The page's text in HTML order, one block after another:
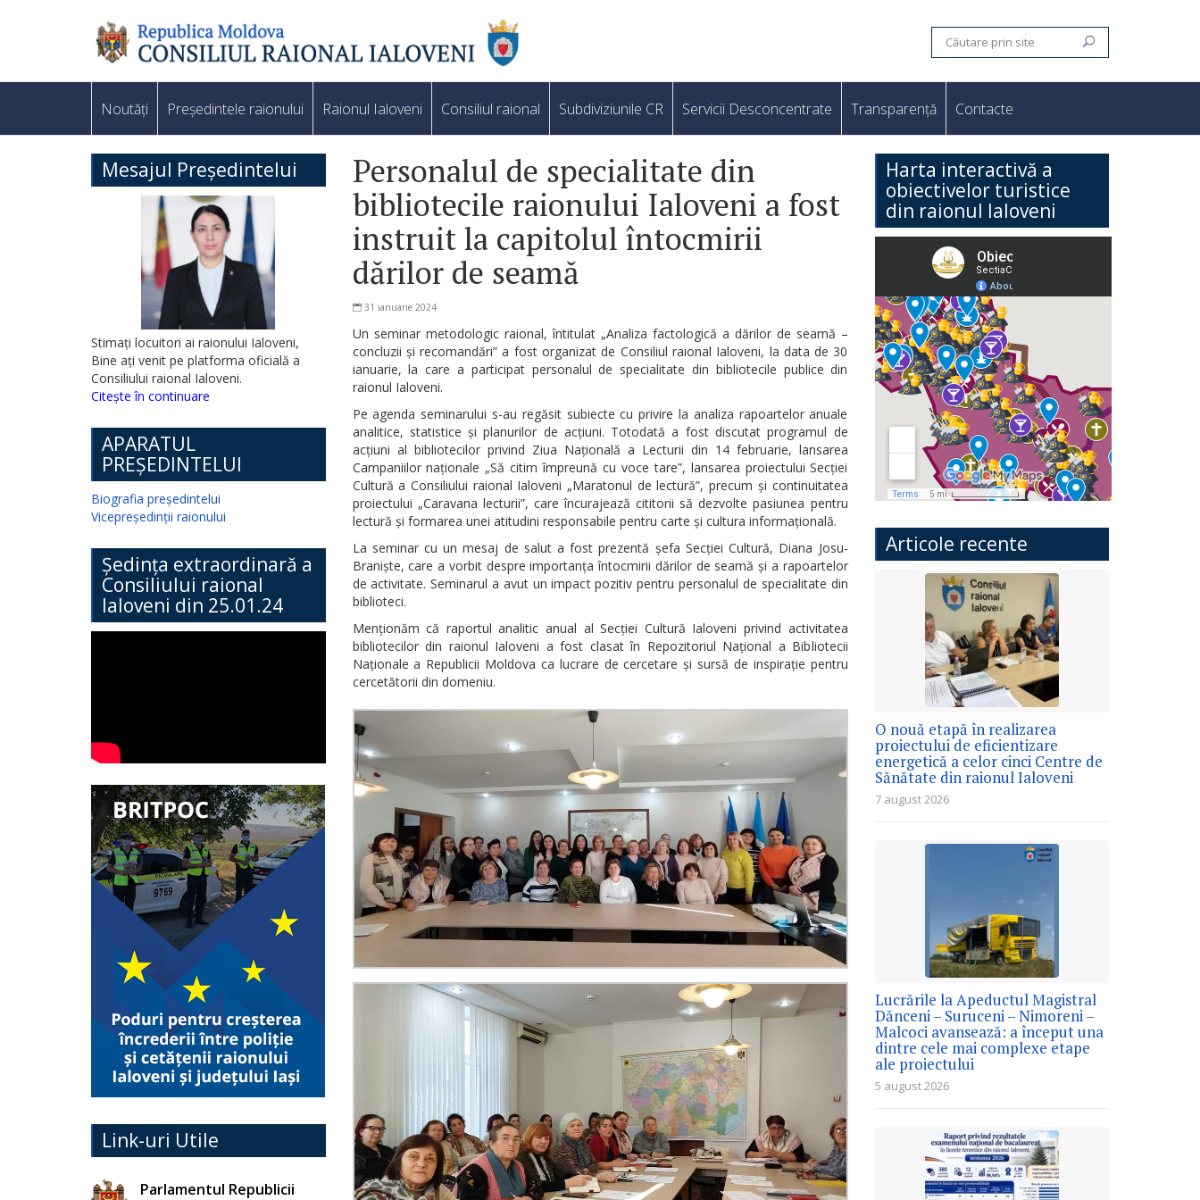
Noutăți Președintele raionului Raionul Ialoveni Consiliul raional Subdiviziunile CR Servicii Desconcentrate Transparență Contacte
Mesajul Președintelui
Stimați locuitori ai raionului Ialoveni,
Bine ați venit pe platforma oficială a
Consiliului raional Ialoveni.
Citește în continuare
APARATUL
PREȘEDINTELUI
Biografia președintelui
Vicepreședinții raionului
Ședința extraordinară a
Consiliului raional
Ialoveni din 25.01.24
Link-uri Utile
Parlamentul Republicii
Personalul de specialitate din
bibliotecile raionului Ialoveni a fost
instruit la capitolul întocmirii
dărilor de seamă
31 ianuarie 2024
Un seminar metodologic raional, întitulat „Analiza factologică a dărilor de seamă –
concluzii și recomandări” a fost organizat de Consiliul raional Ialoveni, la data de 30
ianuarie, la care a participat personalul de specialitate din bibliotecile publice din
raionul Ialoveni.
Pe agenda seminarului s-au regăsit subiecte cu privire la analiza rapoartelor anuale
analitice, statistice și planurilor de acțiuni. Totodată a fost discutat programul de
acțiuni al bibliotecilor privind Ziua Națională a Lecturii din 14 februarie, lansarea
Campaniilor naționale „Să citim împreună cu voce tare”, lansarea proiectului Secției
Cultură a Consiliului raional Ialoveni „Maratonul de lectură”, precum și continuitatea
proiectului „Caravana lecturii”, care încurajează cititorii să dezvolte pasiunea pentru
lectură și formarea unei atitudini responsabile pentru carte și cultura informațională.
La seminar cu un mesaj de salut a fost prezentă șefa Secției Cultură, Diana Josu-
Braniște, care a vorbit despre importanța întocmirii dărilor de seamă și a rapoartelor
de activitate. Seminarul a avut un impact pozitiv pentru personalul de specialitate din
biblioteci.
Menționăm că raportul analitic anual al Secției Cultură Ialoveni privind activitatea
bibliotecilor din raionul Ialoveni a fost clasat în Repozitoriul Național a Bibliotecii
Naționale a Republicii Moldova ca lucrare de cercetare și sursă de inspirație pentru
cercetătorii din domeniu.
Harta interactivă a
obiectivelor turistice
din raionul Ialoveni
Articole recente
O nouă etapă în realizarea
proiectului de eficientizare
energetică a celor cinci Centre de
Sănătate din raionul Ialoveni
7 august 2026
Lucrările la Apeductul Magistral
Dănceni – Suruceni – Nimoreni –
Malcoci avansează: a început una
dintre cele mai complexe etape
ale proiectului
5 august 2026